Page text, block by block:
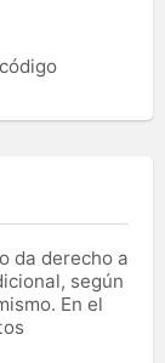
da derecho a
según
En el